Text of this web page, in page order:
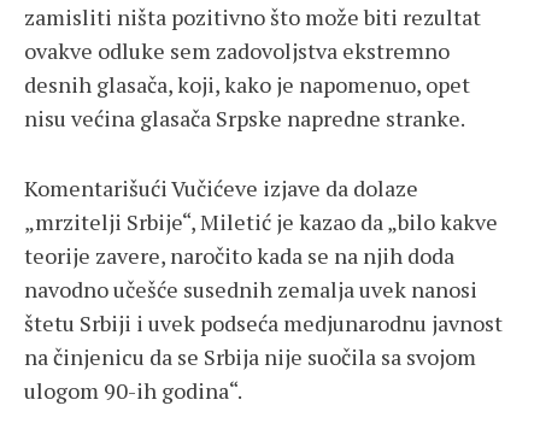
zamisliti ništa pozitivno što može biti rezultat
ovakve odluke sem zadovoljstva ekstremno
desnih glasača, koji, kako je napomenuo, opet
nisu većina glasača Srpske napredne stranke.
Komentarišući Vučićeve izjave da dolaze
„mrzitelji Srbije“, Miletić je kazao da „bilo kakve
teorije zavere, naročito kada se na njih doda
navodno učešće susednih zemalja uvek nanosi
štetu Srbiji i uvek podseća medjunarodnu javnost
na činjenicu da se Srbija nije suočila sa svojom
ulogom 90-ih godina“.